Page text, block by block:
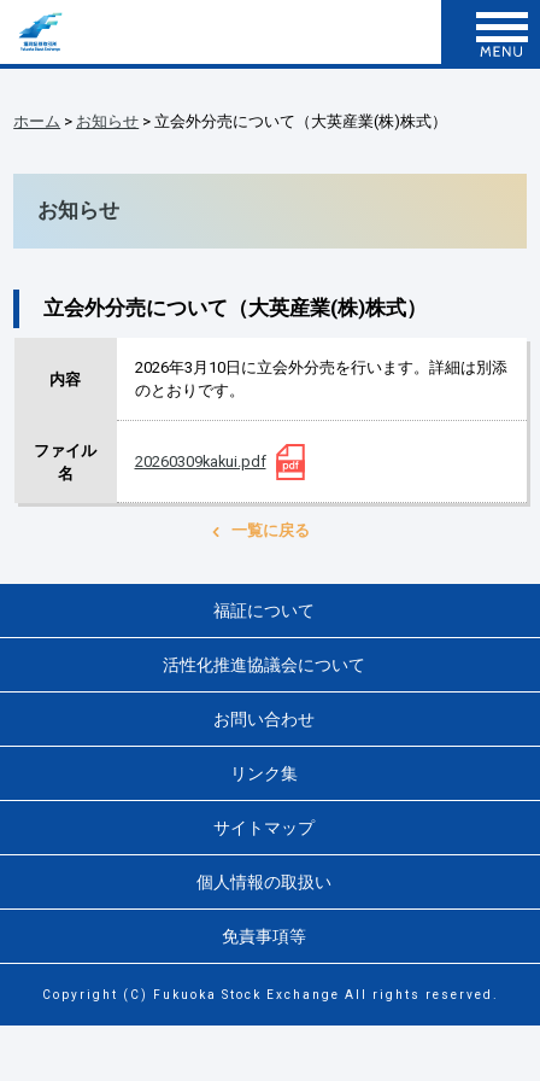
ホーム > お知らせ > 立会外分売について（大英産業(株)株式）
お知らせ
立会外分売について（大英産業(株)株式）
内容
2026年3月10日に立会外分売を行います。詳細は別添
のとおりです。
ファイル
名
20260309kakui.pdf
一覧に戻る
福証について
活性化推進協議会について
お問い合わせ
リンク集
サイトマップ
個人情報の取扱い
免責事項等
Copyright (C) Fukuoka Stock Exchange All rights reserved.